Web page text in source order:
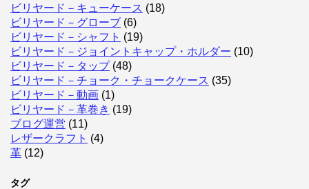
ビリヤード－キューケース (18)
ビリヤード－グローブ (6)
ビリヤード－シャフト (19)
ビリヤード－ジョイントキャップ・ホルダー (10)
ビリヤード－タップ(48)
ビリヤード－チョーク・チョークケース (35)
ビリヤード－動画 (1)
ビリヤード－革巻き (19)
ブログ運営 (11)
レザークラフト (4)
革 (12)
タグ